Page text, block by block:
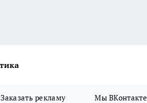
Заказать рекламу Мы ВКонтакте